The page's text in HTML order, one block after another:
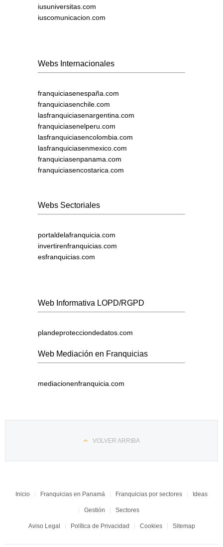
iusuniversitas.com
iuscomunicacion.com
Webs Internacionales
franquiciasenespaña.com
franquiciasenchile.com
lasfranquiciasenargentina.com
franquiciasenelperu.com
lasfranquiciasencolombia.com
lasfranquiciasenmexico.com
franquiciasenpanama.com
franquiciasencostarica.com
Webs Sectoriales
portaldelafranquicia.com
invertirenfranquicias.com
esfranquicias.com
Web Informativa LOPD/RGPD
plandeprotecciondedatos.com
Web Mediación en Franquicias
mediacionenfranquicia.com
VOLVER ARRIBA
Inicio Franquicias en Panamá Franquicias por sectores Ideas
Gestión Sectores
Aviso Legal Política de Privacidad Cookies Sitemap